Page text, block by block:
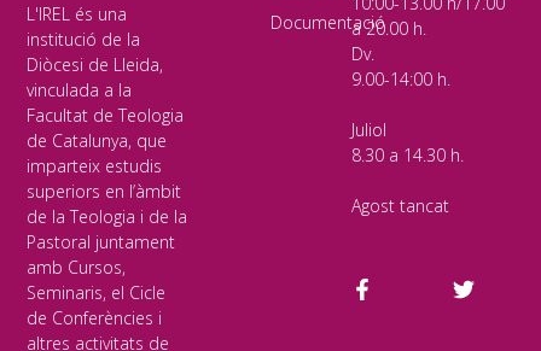
L'IREL és una
institució de la
Diòcesi de Lleida,
vinculada a la
Facultat de Teologia
de Catalunya, que
imparteix estudis
superiors en l’àmbit
de la Teologia i de la
Pastoral juntament
amb Cursos,
Seminaris, el Cicle
de Conferències i
altres activitats de
Documentacióa 20.00 h.
Dv.
9.00-14:00 h.
Juliol
8.30 a 14.30 h.
Agost tancat